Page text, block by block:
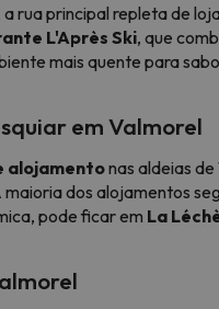
a rua principal repleta de
L'Après Ski, que
mais quente para
em Valmorel
alojamentonas aldeias de
maioria dos alojamentos
pode ficar em La